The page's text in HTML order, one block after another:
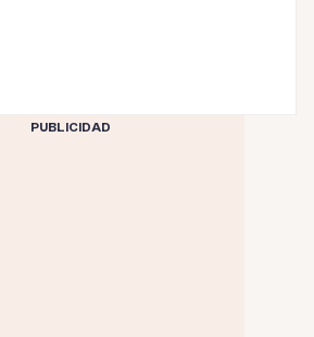
PUBLICIDAD